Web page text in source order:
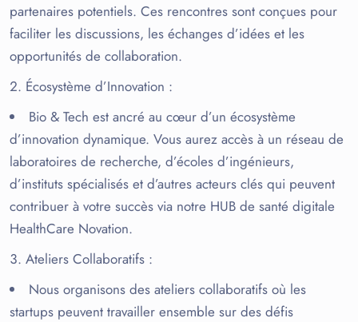
partenaires potentiels. Ces rencontres sont conçues pour
faciliter les discussions, les échanges d’idées et les
opportunités de collaboration.
Écosystème d’Innovation :
Bio & Tech est ancré au cœur d’un écosystème
d’innovation dynamique. Vous aurez accès à un réseau de
laboratoires de recherche, d’écoles d’ingénieurs,
d’instituts spécialisés et d’autres acteurs clés qui peuvent
contribuer à votre succès via notre HUB de santé digitale
HealthCare Novation.
Ateliers Collaboratifs :
Nous organisons des ateliers collaboratifs où les
startups peuvent travailler ensemble sur des défis